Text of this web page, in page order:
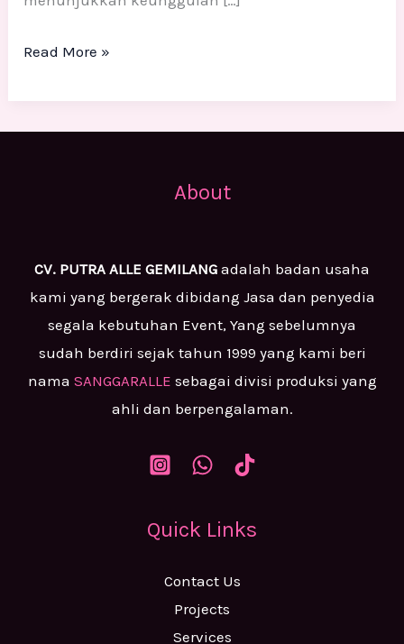
Read More »
About
CV. PUTRA ALLE GEMILANG adalah badan usaha
kami yang bergerak dibidang Jasa dan penyedia
segala kebutuhan Event, Yang sebelumnya
sudah berdiri sejak tahun 1999 yang kami beri
nama SANGGARALLE sebagai divisi produksi yang
ahli dan berpengalaman.
Quick Links
Contact Us
Projects
Services